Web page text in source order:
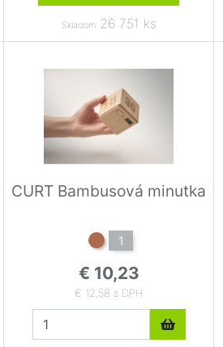
Skladom26 751 ks
CURT Bambusová minutka
1
€ 10,23
€ 12,58 s DPH